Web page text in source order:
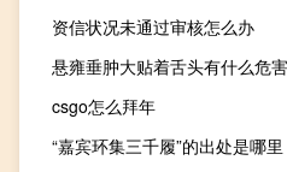
资信状况未通过审核怎么办
悬雍垂肿大贴着舌头有什么危
csgo怎么拜年
“嘉宾环集三千履”的出处是哪里